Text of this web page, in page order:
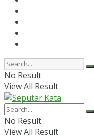
No Result
View All Result
No Result
View All Result